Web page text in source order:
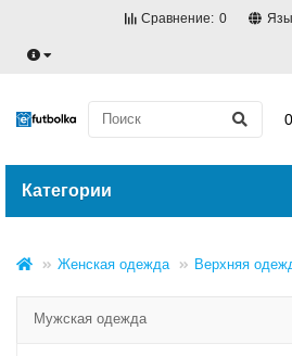
Сравнение: 0
Категории
Женская одежда Верхняя
Мужская одежда